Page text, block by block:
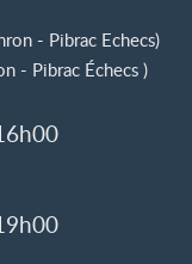
- Pibrac Echecs)
- Pibrac Échecs )